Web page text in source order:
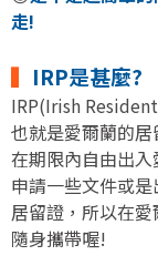
走!
▍ IRP是甚麼?
IRP(Irish
也就是愛爾蘭的
在期限內自由出入
申請一些文件或
居留證，所以在
隨身攜帶喔!